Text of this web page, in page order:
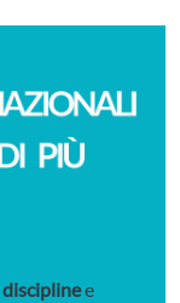
disciplinee